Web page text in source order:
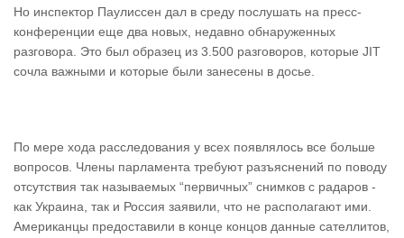
Но инспектор Паулиссен дал в среду послушать на пресс-
конференции еще два новых, недавно обнаруженных
разговора. Это был образец из 3.500 разговоров, которые JIT
сочла важными и которые были занесены в досье.
По мере хода расследования у всех появлялось все больше
вопросов. Члены парламента требуют разъяснений по поводу
отсутствия так называемых “первичных” снимков с радаров -
как Украина, так и Россия заявили, что не располагают ими.
Американцы предоставили в конце концов данные сателлитов,